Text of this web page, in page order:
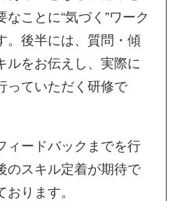
ことに“気づく”ワーク
。後半には、質問・傾
ルをお伝えし、実際に
っていただく研修で
ィードバックまでを行
のスキル定着が期待で
おります。